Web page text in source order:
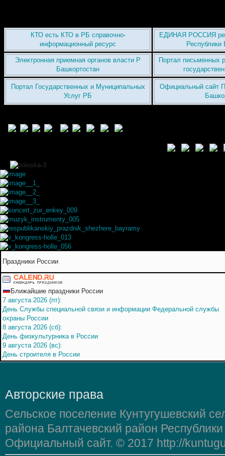
КТО есть КТО в РБ справочно-
информационный ресурс
ЕДИНАЯ РОССИЯ
Республики
Электронная приемная органов власти Р
Башкортостан
Портал письменных
Портал Государственных и Муниципальных
Услуг РБ
Официальный сайт
Праздники России
Ближайшие праздники России
7 августа 2026 (пт):
День Службы специальной связи и информации Федеральной службы
охраны России
8 августа 2026 (сб):
День физкультурника в России
9 августа 2026 (вс):
День строителя в России
Авторские права
Сельское поселение Кунтугушевский
района Балтачевский район
Официальный сайт. © 2017 http://